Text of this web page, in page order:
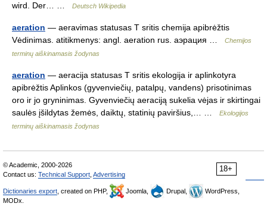
wird. Der… …
Deutsch Wikipedia
aeration — aeravimas statusas T sritis chemija apibrėžtis
Vėdinimas. atitikmenys: angl. aeration rus. аэрация …
Chemijos
terminų aiškinamasis žodynas
aeration — aeracija statusas T sritis ekologija ir aplinkotyra
apibrėžtis Aplinkos (gyvenviečių, patalpų, vandens) prisotinimas
oro ir jo gryninimas. Gyvenviečių aeraciją sukelia vėjas ir skirtingai
saulės įšildytas žemės, daiktų, statinių paviršius,… …
Ekologijos
terminų aiškinamasis žodynas
18+
© Academic, 2000-2026
Contact us: Technical Support Advertising
Dictionaries export , created on PHP, Joomla, Drupal,
WordPress,
MODx.